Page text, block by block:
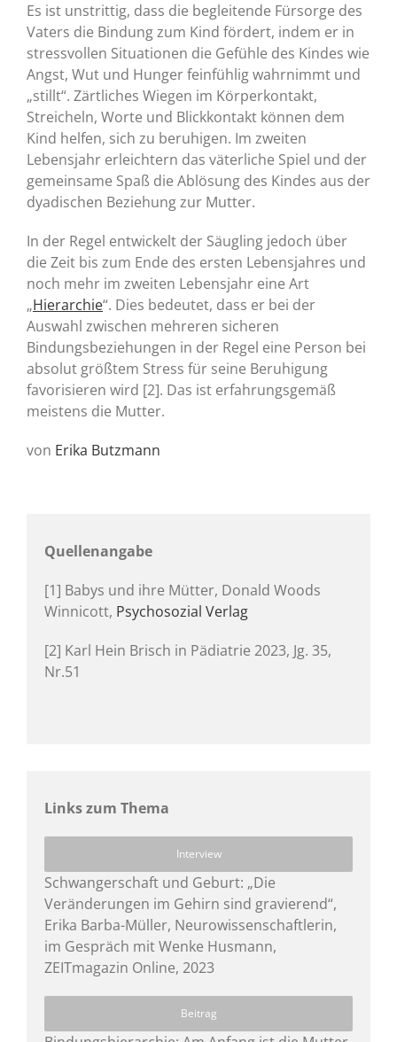
Es ist unstrittig, dass die begleitende Fürsorge des
Vaters die Bindung zum Kind fördert, indem er in
stressvollen Situationen die Gefühle des Kindes wie
Angst, Wut und Hunger feinfühlig wahrnimmt und
„stillt“. Zärtliches Wiegen im Körperkontakt,
Streicheln, Worte und Blickkontakt können dem
Kind helfen, sich zu beruhigen. Im zweiten
Lebensjahr erleichtern das väterliche Spiel und der
gemeinsame Spaß die Ablösung des Kindes aus der
dyadischen Beziehung zur Mutter.
In der Regel entwickelt der Säugling jedoch über
die Zeit bis zum Ende des ersten Lebensjahres und
noch mehr im zweiten Lebensjahr eine Art
„Hierarchie“. Dies bedeutet, dass er bei der
Auswahl zwischen mehreren sicheren
Bindungsbeziehungen in der Regel eine Person bei
absolut größtem Stress für seine Beruhigung
favorisieren wird [2]. Das ist erfahrungsgemäß
meistens die Mutter.
von Erika Butzmann
Quellenangabe
[1] Babys und ihre Mütter, Donald Woods
Winnicott, Psychosozial Verlag
[2] Karl Hein Brisch in Pädiatrie 2023, Jg. 35,
Nr.51
Links zum Thema
Interview
Schwangerschaft und Geburt: „Die
Veränderungen im Gehirn sind gravierend“,
Erika Barba-Müller, Neurowissenschaftlerin,
im Gespräch mit Wenke Husmann,
ZEITmagazin Online, 2023
Beitrag